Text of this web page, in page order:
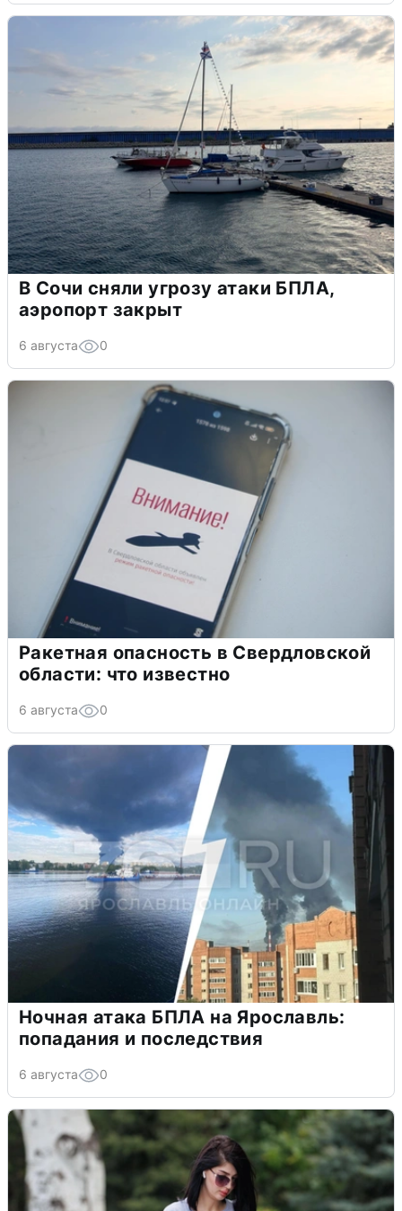
В Сочи сняли угрозу атаки БПЛА,
аэропорт закрыт
6 августа 0
Ракетная опасность в Свердловской
области: что известно
6 августа 0
Ночная атака БПЛА на Ярославль:
попадания и последствия
6 августа 0